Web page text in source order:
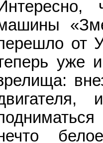
от
уже